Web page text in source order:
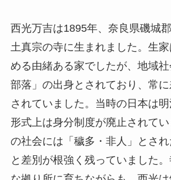
西光万吉は1895年、奈良県磯城
土真宗の寺に生まれました。生
める由緒ある家でしたが、地域
部落」の出身とされており、常
されていました。当時の日本は
形式上は身分制度が廃止されて
の社会には「穢多・非人」とさ
と差別が根強く残っていました